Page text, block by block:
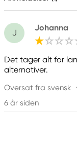
J
Johanna
Det tager alt for
alternativer.
Oversat fra svensk
6 år siden